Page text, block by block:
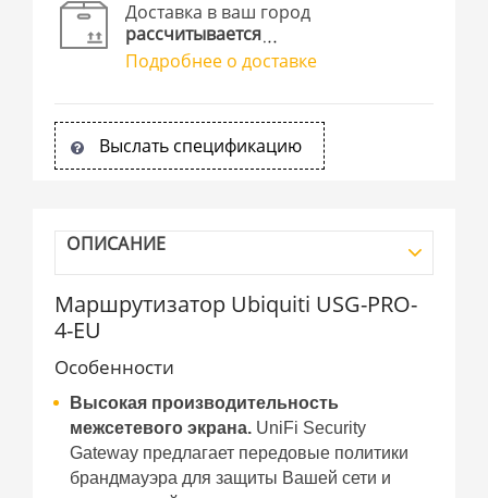
Доставка в ваш город
рассчитывается
Подробнее о доставке
Выслать спецификацию
ОПИСАНИЕ
Маршрутизатор Ubiquiti USG-PRO-
4-EU
Особенности
Высокая производительность
межсетевого экрана. UniFi Security
Gateway предлагает передовые политики
брандмауэра для защиты Вашей сети и